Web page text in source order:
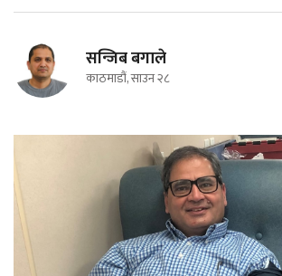
सन्जिब बगाले
काठमाडौं, साउन २८